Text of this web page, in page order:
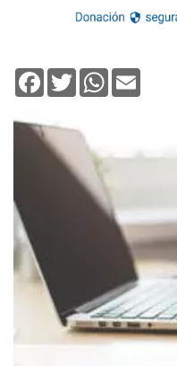
Facebook
TwitterWhatsApp